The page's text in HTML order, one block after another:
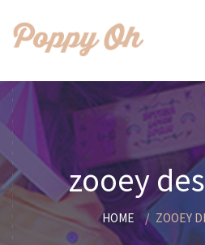
zooey
HOME ZOOEY